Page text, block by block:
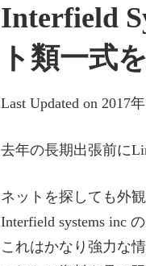
Interfield
ト類一式
Last Updated on 2017
去年の長期出張前に
ネットを探しても外
Interfield systems inc
これはかなり強力な